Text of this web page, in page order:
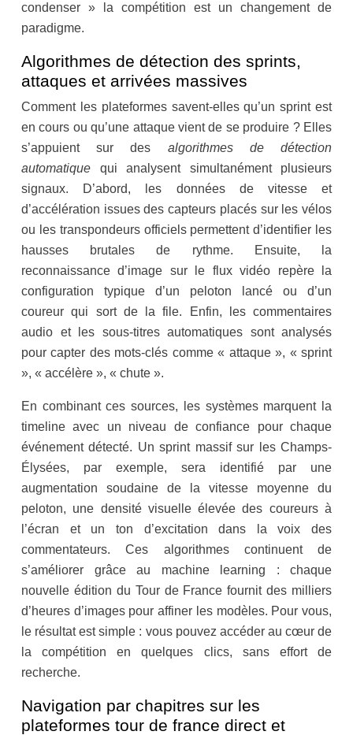
condenser » la compétition est un changement de
paradigme.
Algorithmes de détection des sprints,
attaques et arrivées massives
Comment les plateformes savent-elles qu’un sprint est
en cours ou qu’une attaque vient de se produire ? Elles
s’appuient sur des algorithmes de détection
automatique qui analysent simultanément plusieurs
signaux. D’abord, les données de vitesse et
d’accélération issues des capteurs placés sur les vélos
ou les transpondeurs officiels permettent d’identifier les
hausses brutales de rythme. Ensuite, la
reconnaissance d’image sur le flux vidéo repère la
configuration typique d’un peloton lancé ou d’un
coureur qui sort de la file. Enfin, les commentaires
audio et les sous-titres automatiques sont analysés
pour capter des mots-clés comme « attaque », « sprint
», « accélère », « chute ».
En combinant ces sources, les systèmes marquent la
timeline avec un niveau de confiance pour chaque
événement détecté. Un sprint massif sur les Champs-
Élysées, par exemple, sera identifié par une
augmentation soudaine de la vitesse moyenne du
peloton, une densité visuelle élevée des coureurs à
l’écran et un ton d’excitation dans la voix des
commentateurs. Ces algorithmes continuent de
s’améliorer grâce au machine learning : chaque
nouvelle édition du Tour de France fournit des milliers
d’heures d’images pour affiner les modèles. Pour vous,
le résultat est simple : vous pouvez accéder au cœur de
la compétition en quelques clics, sans effort de
recherche.
Navigation par chapitres sur les
plateformes tour de france direct et